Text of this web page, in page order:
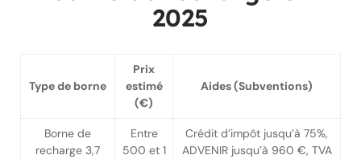
2025
Type de borne
Prix
estimé
(€)
Aides (Subventions)
Borne de
recharge 3,7
Entre
500 et 1
Crédit d’impôt jusqu’à 75%,
ADVENIR jusqu’à 960 €, TVA